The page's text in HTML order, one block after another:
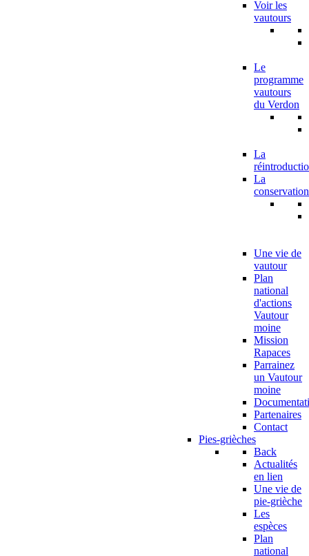
Voir les
vautours
Le
programme
vautours
du Verdon
La
La
conservation
Une vie de
vautour
Plan
national
d'actions
Vautour
moine
Mission
Rapaces
Parrainez
un Vautour
moine
Partenaires
Contact
Pies-grièches
Back
Actualités
en lien
Une vie de
pie-grièche
Les
espèces
Plan
national